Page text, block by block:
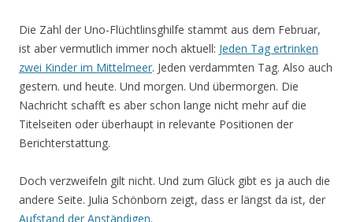
Die Zahl der Uno-Flüchtlinsghilfe stammt aus dem Februar,
ist aber vermutlich immer noch aktuell: Jeden Tag ertrinken
zwei Kinder im Mittelmeer. Jeden verdammten Tag. Also auch
gestern. und heute. Und morgen. Und übermorgen. Die
Nachricht schafft es aber schon lange nicht mehr auf die
Titelseiten oder überhaupt in relevante Positionen der
Berichterstattung.
Doch verzweifeln gilt nicht. Und zum Glück gibt es ja auch die
andere Seite. Julia Schönborn zeigt, dass er längst da ist, der
Aufstand der Anständigen.